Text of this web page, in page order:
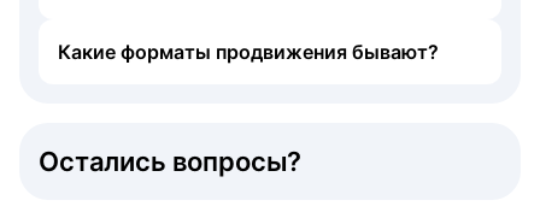
Какие форматы продвижения бывают?
Остались вопросы?